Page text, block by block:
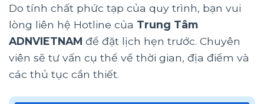
Do tính chất phức tạp của quy trình, bạn vui
lòng liên hệ Hotline của Trung Tâm
ADNVIETNAM để đặt lịch hẹn trước. Chuyên
viên sẽ tư vấn cụ thể về thời gian, địa điểm và
các thủ tục cần thiết.